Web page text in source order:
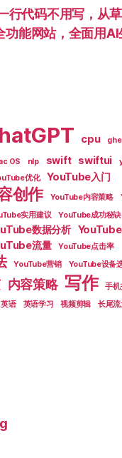
行代码不用写，从
功能网站，全面用
cpu ghe
OS nlp swift swiftui
优化 YouTube入门
创作 YouTube内容策略
实用建议 YouTube成功秘诀
数据分析
流量 YouTube点击率
YouTube营销 YouTube设备
内容策略 写作 手机
英语 英语学习 视频剪辑 长尾流